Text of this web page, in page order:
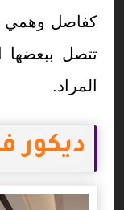
كفاصل وهمي
تتصل ببعضها
المراد.
ديكور